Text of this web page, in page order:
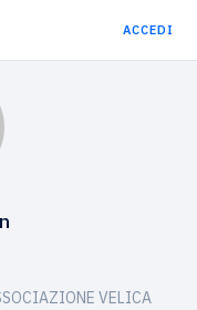
ACCEDI
VELICA